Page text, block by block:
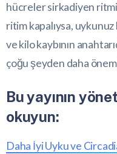
hücreler sirkadiyen
ritim kapalıysa,
ve kilo kaybının
çoğu şeyden daha
Bu yayının
okuyun:
Daha İyi Uyku ve